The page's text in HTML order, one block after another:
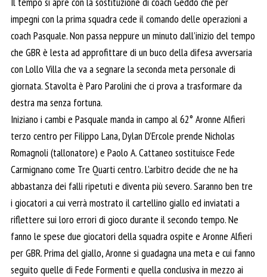
impegni con la prima squadra cede il comando delle operazioni a
coach Pasquale. Non passa neppure un minuto dall’inizio del tempo
che GBR è lesta ad approfittare di un buco della difesa avversaria
con Lollo Villa che va a segnare la seconda meta personale di
giornata. Stavolta è Paro Parolini che ci prova a trasformare da
destra ma senza fortuna.
Iniziano i cambi e Pasquale manda in campo al 62° Aronne Alfieri
terzo centro per Filippo Lana, Dylan D’Ercole prende Nicholas
Romagnoli (tallonatore) e Paolo A. Cattaneo sostituisce Fede
Carmignano come Tre Quarti centro. L’arbitro decide che ne ha
abbastanza dei falli ripetuti e diventa più severo. Saranno ben tre
i giocatori a cui verrà mostrato il cartellino giallo ed inviatati a
riflettere sui loro errori di gioco durante il secondo tempo. Ne
fanno le spese due giocatori della squadra ospite e Aronne Alfieri
per GBR. Prima del giallo, Aronne si guadagna una meta e cui fanno
seguito quelle di Fede Formenti e quella conclusiva in mezzo ai